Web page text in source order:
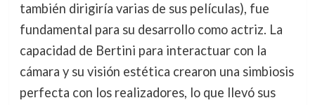
también dirigiría varias de sus películas), fue
fundamental para su desarrollo como actriz. La
capacidad de Bertini para interactuar con la
cámara y su visión estética crearon una simbiosis
perfecta con los realizadores, lo que llevó sus